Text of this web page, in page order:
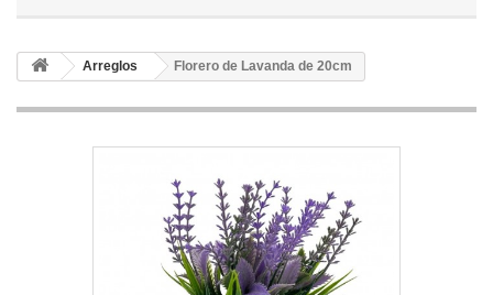
Arreglos Florero de Lavanda de 20cm